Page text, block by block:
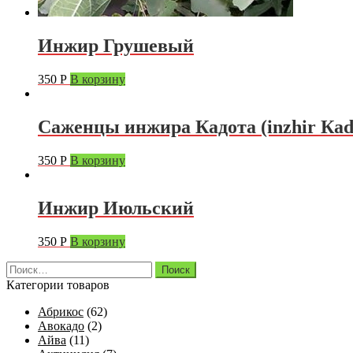
Инжир Грушевый
350 Р В корзину
Саженцы инжира Кадота (inzhir
350 Р В корзину
Инжир Июльский
350 Р В корзину
Найти:
Категории товаров
Абрикос (62)
Авокадо (2)
Айва (11)